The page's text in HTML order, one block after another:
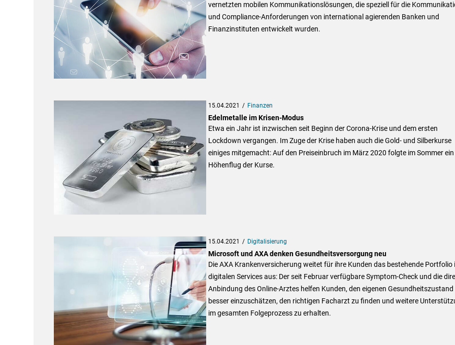
vernetzten mobilen Kommunikationslösungen, die speziell für die
und Compliance-Anforderungen von international agierenden Banken und
Finanzinstituten entwickelt wurden.
15.04.2021 Finanzen
Edelmetalle im Krisen-Modus
Etwa ein Jahr ist inzwischen seit Beginn der Corona-Krise und dem ersten
Lockdown vergangen. Im Zuge der Krise haben auch die Gold- und Silberkurse
einiges mitgemacht: Auf den Preiseinbruch im März 2020 folgte im Sommer ein
Höhenflug der Kurse.
15.04.2021 Digitalisierung
Microsoft und AXA denken Gesundheitsversorgung neu
Die AXA Krankenversicherung weitet für ihre Kunden das bestehende Portfolio
digitalen Services aus: Der seit Februar verfügbare Symptom-Check und die
Anbindung des Online-Arztes helfen Kunden, den eigenen Gesundheitszustand
besser einzuschätzen, den richtigen Facharzt zu finden und weitere
im gesamten Folgeprozess zu erhalten.